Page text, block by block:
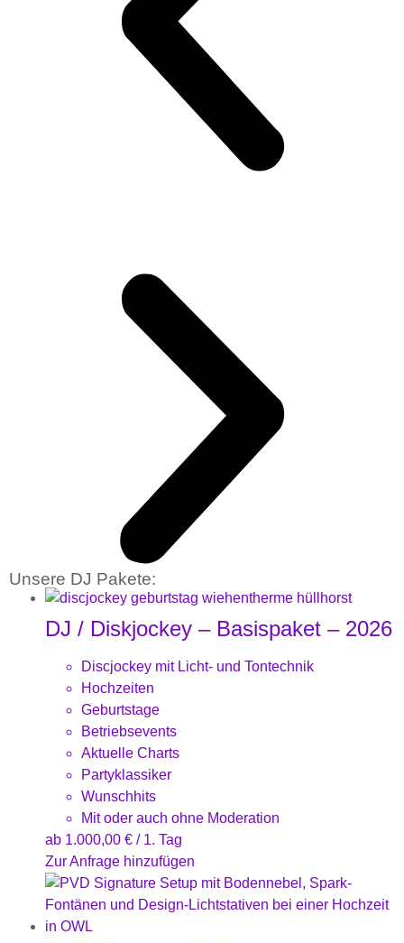
Unsere DJ Pakete:
DJ / Diskjockey – Basispaket – 2026
Discjockey mit Licht- und Tontechnik
Hochzeiten
Geburtstage
Betriebsevents
Aktuelle Charts
Partyklassiker
Wunschhits
Mit oder auch ohne Moderation
ab 1.000,00 € / 1. Tag
Zur Anfrage hinzufügen